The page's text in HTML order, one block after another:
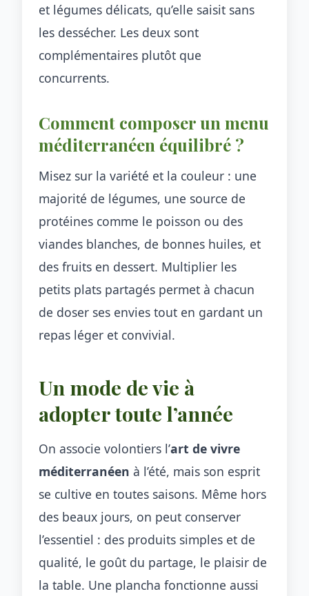
et légumes délicats, qu’elle saisit sans
les dessécher. Les deux sont
complémentaires plutôt que
concurrents.
Comment composer un menu
méditerranéen équilibré ?
Misez sur la variété et la couleur : une
majorité de légumes, une source de
protéines comme le poisson ou des
viandes blanches, de bonnes huiles, et
des fruits en dessert. Multiplier les
petits plats partagés permet à chacun
de doser ses envies tout en gardant un
repas léger et convivial.
Un mode de vie à
adopter toute l’année
On associe volontiers l’art de vivre
méditerranéen à l’été, mais son esprit
se cultive en toutes saisons. Même hors
des beaux jours, on peut conserver
l’essentiel : des produits simples et de
qualité, le goût du partage, le plaisir de
la table. Une plancha fonctionne aussi